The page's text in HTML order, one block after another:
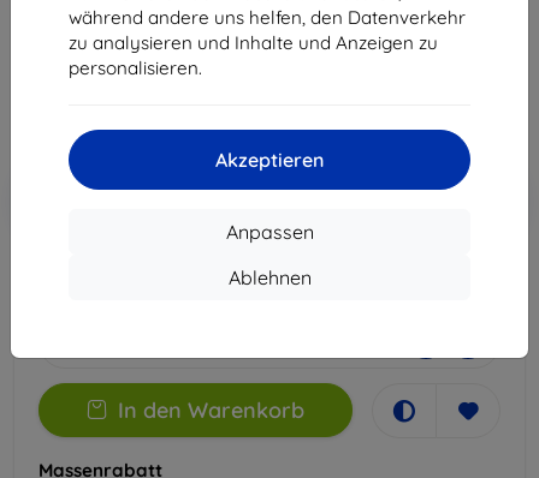
während andere uns helfen, den Datenverkehr
zu analysieren und Inhalte und Anzeigen zu
personalisieren.
Akzeptieren
Anpassen
Ablehnen
14,90 €
13,41 €
ohne MWSt11,27 €
Rabatt mit Gutschein
In den
In den Warenkorb
Massenrabatt